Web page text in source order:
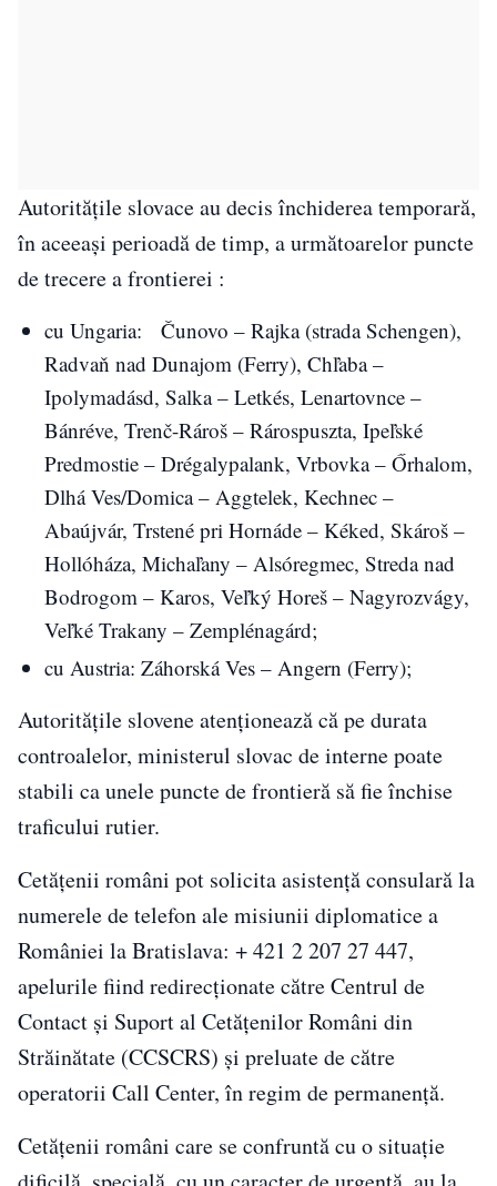
Autoritățile slovace au decis închiderea temporară,
în aceeași perioadă de timp, a următoarelor puncte
de trecere a frontierei :
cu Ungaria: Čunovo – Rajka (strada Schengen),
Radvaň nad Dunajom (Ferry), Chľaba –
Ipolymadásd, Salka – Letkés, Lenartovnce –
Bánréve, Trenč-Rároš – Rárospuszta, Ipeľské
Predmostie – Drégalypalank, Vrbovka – Őrhalom,
Dlhá Ves/Domica – Aggtelek, Kechnec –
Abaújvár, Trstené pri Hornáde – Kéked, Skároš –
Hollóháza, Michaľany – Alsóregmec, Streda nad
Bodrogom – Karos, Veľký Horeš – Nagyrozvágy,
Veľké Trakany – Zemplénagárd;
cu Austria: Záhorská Ves – Angern (Ferry);
Autoritățile slovene atenționează că pe durata
controalelor, ministerul slovac de interne poate
stabili ca unele puncte de frontieră să fie închise
traficului rutier.
Cetățenii români pot solicita asistență consulară la
numerele de telefon ale misiunii diplomatice a
României la Bratislava: + 421 2 207 27 447,
apelurile fiind redirecționate către Centrul de
Contact și Suport al Cetățenilor Români din
Străinătate (CCSCRS) și preluate de către
operatorii Call Center, în regim de permanență.
Cetățenii români care se confruntă cu o situație